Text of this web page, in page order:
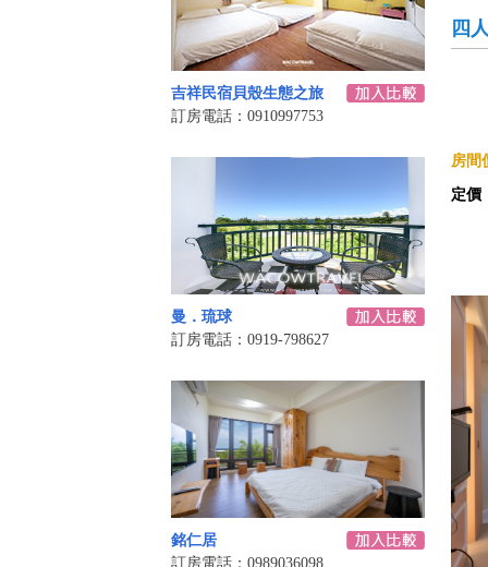
吉祥民宿貝殼生態之旅
訂房電話：0910997753
曼．琉球
訂房電話：0919-798627
銘仁居
訂房電話：0989036098
四
房間
定價